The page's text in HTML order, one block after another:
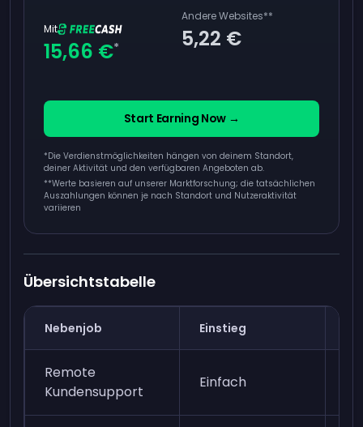
Mit
15,66 €*
Andere Websites**
5,22 €
Start Earning Now →
*Die Verdienstmöglichkeiten hängen von deinem Standort,
deiner Aktivität und den verfügbaren Angeboten ab.
**Werte basieren auf unserer Marktforschung; die tatsächlichen
Auszahlungen können je nach Standort und Nutzeraktivität
variieren
Übersichtstabelle
Nebenjob Einstieg
Remote
Kundensupport
Einfach